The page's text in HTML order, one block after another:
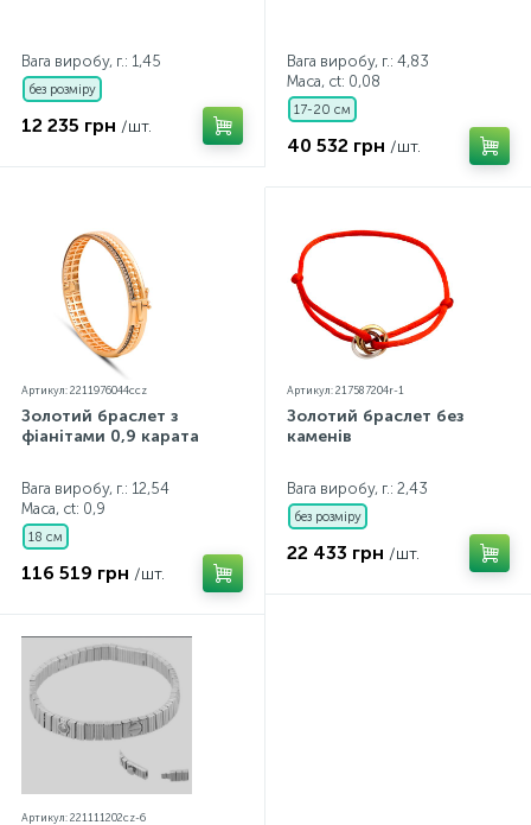
Вага виробу, г.: 1,45
без розміру
12 235 грн /шт.
Вага виробу, г.: 4,83
Маса, ct: 0,08
17-20 см
40 532 грн /шт.
Артикул: 2211976044ccz
Золотий браслет з
фіанітами 0,9 карата
Вага виробу, г.: 12,54
Маса, ct: 0,9
18 см
116 519 грн /шт.
Артикул: 217587204r-1
Золотий браслет без
каменів
Вага виробу, г.: 2,43
без розміру
22 433 грн /шт.
Артикул: 221111202cz-6